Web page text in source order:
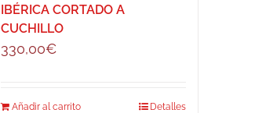
IBÉRICA CORTADO A
CUCHILLO
330,00€
Añadir al carrito Detalles